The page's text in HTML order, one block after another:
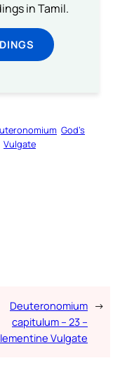
in Tamil.
God’s
Vulgate
Deuteronomium
capitulum – 23 –
Vulgate
→